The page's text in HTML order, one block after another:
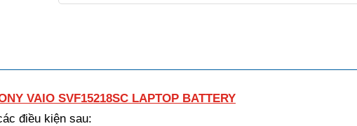
VAIO SVF15218SC LAPTOP BATTERY
điều kiện sau: